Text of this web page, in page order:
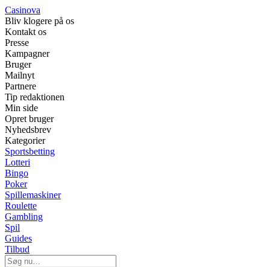
Casinova
Bliv klogere på os
Kontakt os
Presse
Kampagner
Bruger
Mailnyt
Partnere
Tip redaktionen
Min side
Opret bruger
Nyhedsbrev
Kategorier
Sportsbetting
Lotteri
Bingo
Poker
Spillemaskiner
Roulette
Gambling
Spil
Guides
Tilbud